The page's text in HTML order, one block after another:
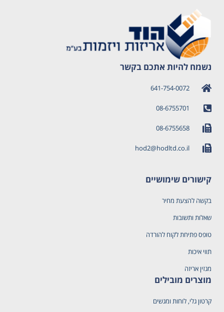
נשמח להיות אתכם בקשר
641-754-0072
08-6755701
08-6755658
hod2@hodltd.co.il
קישורים שימושיים
בקשה להצעת מחיר
שאלות ותשובות
טופס פתיחת לקוח להורדה
תווי איכות
מגזין אריזה
מוצרים מובילים
קרטון גלי, לוחות ומגשים